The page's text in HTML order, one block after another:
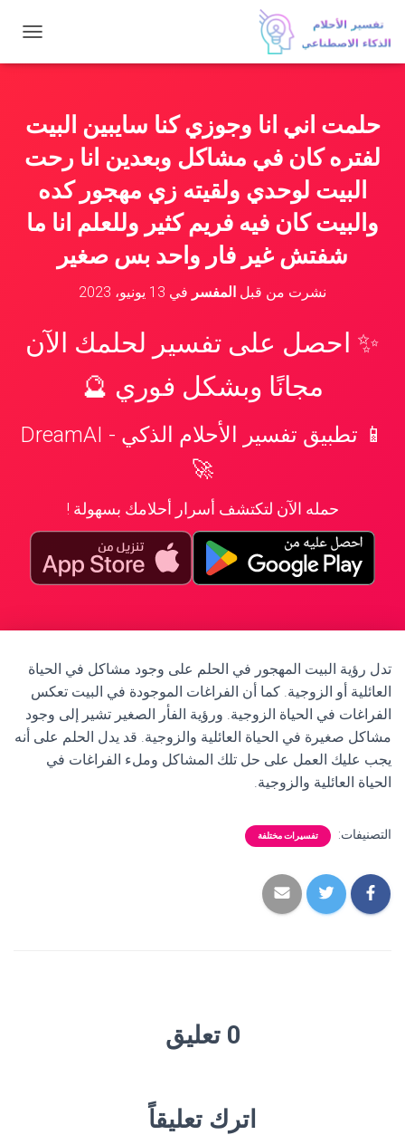
ب
ا
ت
حلمت اني انا وجوزي كنا سايبين البيت
لفتره كان في مشاكل وبعدين انا رحت
البيت لوحدي ولقيته زي مهجور كده
والبيت كان فيه فريم كثير وللعلم انا ما
شفتش غير فار واحد بس صغير
نشرت من قبل المفسر في 13 يونيو، 2023
✨ احصل على تفسير لحلمك الآن
مجانًا وبشكل فوري 🔮
📱 تطبيق تفسير الأحلام الذكي - DreamAI
🚀
حمله الآن لتكتشف أسرار أحلامك بسهولة !
تدل رؤية البيت المهجور في الحلم على وجود مشاكل في الحياة
العائلية أو الزوجية. كما أن الفراغات الموجودة في البيت تعكس
الفراغات في الحياة الزوجية. ورؤية الفأر الصغير تشير إلى وجود
مشاكل صغيرة في الحياة العائلية والزوجية. قد يدل الحلم على أنه
يجب عليك العمل على حل تلك المشاكل وملء الفراغات في
الحياة العائلية والزوجية.
التصنيفات: تفسيرات مختلفة
0 تعليق
اترك تعليقاً